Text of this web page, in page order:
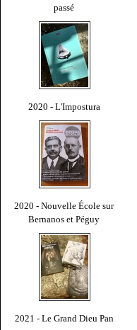
passé
2020 - L'Impostura
2020 - Nouvelle École sur
Bernanos et Péguy
2021 - Le Grand Dieu Pan